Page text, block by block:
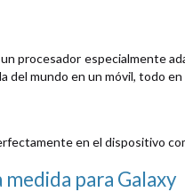
procesador especialmente
mundo en un móvil, todo
en el dispositivo
para Galaxy